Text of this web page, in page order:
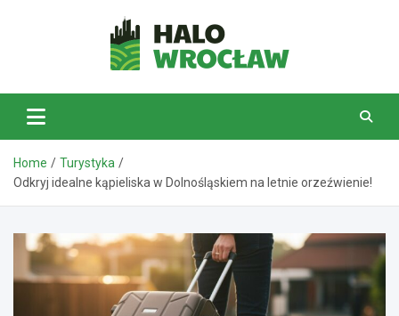
HaloWrocław.pl
Home
Turystyka
Odkryj idealne kąpieliska w Dolnośląskiem na letnie orzeźwienie!